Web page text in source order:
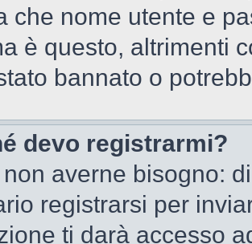
che nome utente e
è questo, altrimenti
bannato o
devo registrarmi?
averne bisogno:
registrarsi per
ti darà accesso